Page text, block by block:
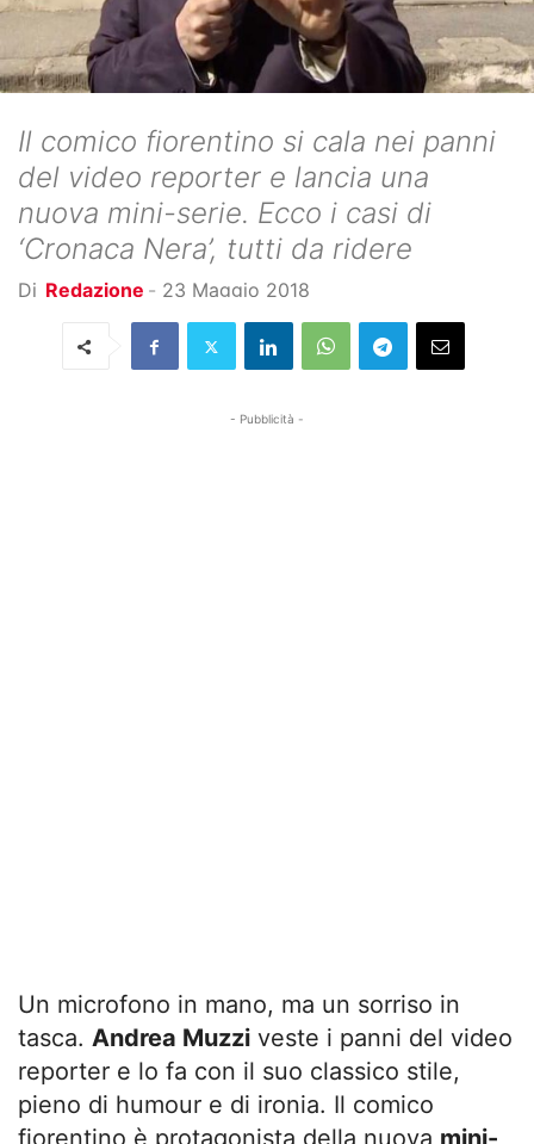
Il comico fiorentino si cala nei panni
del video reporter e lancia una
nuova mini-serie. Ecco i casi di
‘Cronaca Nera’, tutti da ridere
Di Redazione - 23 Maggio 2018
- Pubblicità -
Un microfono in mano, ma un sorriso in
tasca. Andrea Muzzi veste i panni del video
reporter e lo fa con il suo classico stile,
pieno di humour e di ironia. Il comico
fiorentino è protagonista della nuova mini-